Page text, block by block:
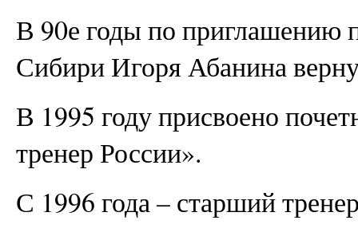
В 90­е годы по приглашению
Сибири Игоря Абанина
В 1995 году присвоено
тренер России».
С 1996 года – старший